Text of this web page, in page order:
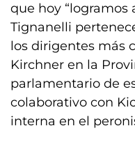
que hoy “logramos
Tignanelli
los dirigentes más
Kirchner en la
parlamentario de
colaborativo con
interna en el